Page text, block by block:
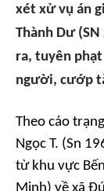
xét xử vụ án
Thành Dư
ra, tuyên
người, cướp
Theo cáo
Ngọc T. (Sn
từ khu vực